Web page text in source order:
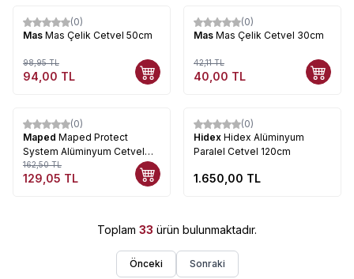
%5
(0)
Mas Mas Çelik Cetvel 50cm
98,95TL
94,00 TL
%5
(0)
Mas Mas Çelik Cetvel 30cm
42,11TL
40,00 TL
%21
(0)
Maped Maped Protect
System Alüminyum Cetvel
50cm
162,50TL
129,05 TL
(0)
Hidex Hidex Alüminyum
Paralel Cetvel 120cm
1.650,00 TL
Toplam 33 ürün bulunmaktadır.
Önceki Sonraki